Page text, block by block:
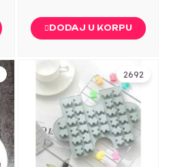
DODAJ U KORPU
2692